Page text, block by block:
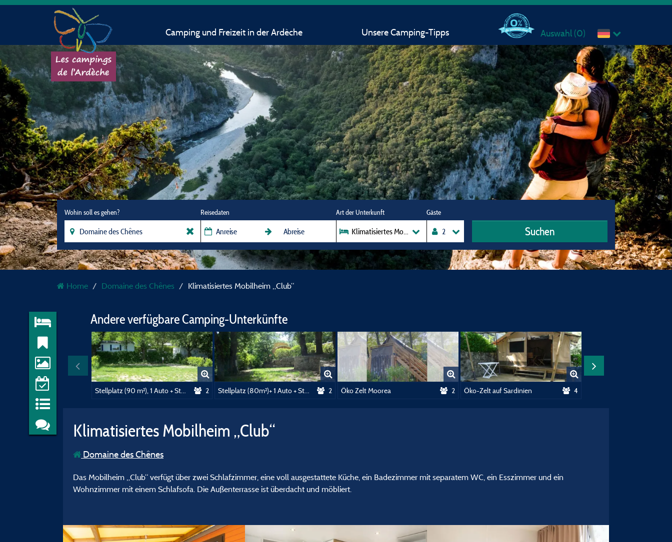
Camping und Freizeit in der Ardèche Unsere Camping-Tipps Auswahl (0)
Wohin soll es gehen? Reisedaten Art der Unterkunft
Klimatisiertes Mobilheim „Club“
Gäste
Suchen
Home Domaine des Chênes Klimatisiertes Mobilheim „Club“
Andere verfügbare Camping-Unterkünfte
Stellplatz (90 m²), 1 Auto + Strom (10A) 2 Stellplatz (80m²)+ 1 Auto + Strom (10a) 2 Öko Zelt Moorea 2 Öko-Zelt auf Sardinien 4
Klimatisiertes Mobilheim „Club“
Domaine des Chênes
Das Mobilheim „Club“ verfügt über zwei Schlafzimmer, eine voll ausgestattete Küche, ein Badezimmer mit separatem WC, ein Esszimmer und ein
Wohnzimmer mit einem Schlafsofa. Die Außenterrasse ist überdacht und möbliert.